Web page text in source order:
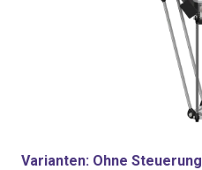
Varianten: Ohne Steuerung